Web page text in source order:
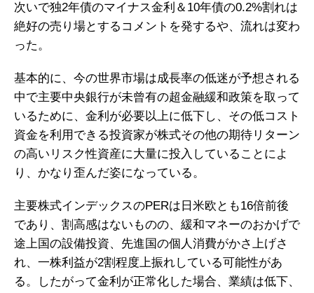
次いで独2年債のマイナス金利＆10年債の0.2%割れは
絶好の売り場とするコメントを発するや、流れは変わ
った。
基本的に、今の世界市場は成長率の低迷が予想される
中で主要中央銀行が未曾有の超金融緩和政策を取って
いるために、金利が必要以上に低下し、その低コスト
資金を利用できる投資家が株式その他の期待リターン
の高いリスク性資産に大量に投入していることによ
り、かなり歪んだ姿になっている。
主要株式インデックスのPERは日米欧とも16倍前後
であり、割高感はないものの、緩和マネーのおかげで
途上国の設備投資、先進国の個人消費がかさ上げさ
れ、一株利益が2割程度上振れしている可能性があ
る。したがって金利が正常化した場合、業績は低下、